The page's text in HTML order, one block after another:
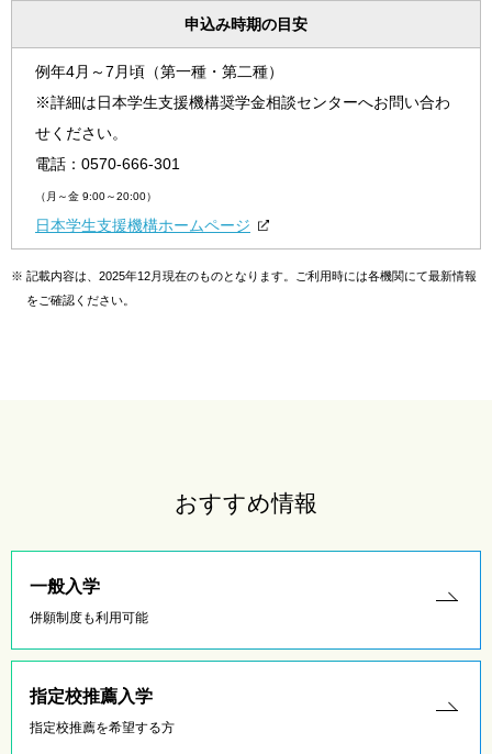
申込み時期の目安
例年4月～7月頃（第一種・第二種）
※詳細は日本学生支援機構奨学金相談センターへお問い合わ
せください。
電話： 0570-666-301
（月～金 9:00～20:00）
日本学生支援機構ホームページ
※ 記載内容は、2025年12月現在のものとなります。ご利用時には各機関にて最新情報
をご確認ください。
おすすめ情報
一般入学
併願制度も利用可能
指定校推薦入学
指定校推薦を希望する方